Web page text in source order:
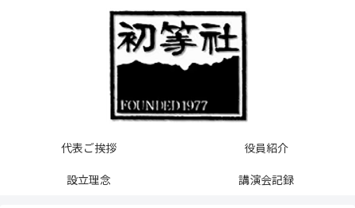
代表ご挨拶
役員紹介
設立理念
講演会記録